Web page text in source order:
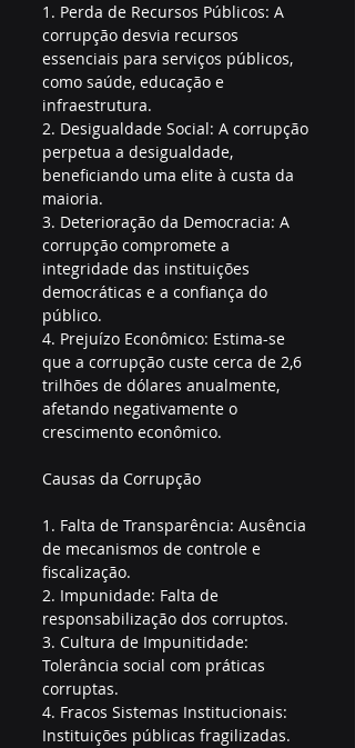
1. Perda de Recursos Públicos: A
corrupção desvia recursos
essenciais para serviços públicos,
como saúde, educação e
infraestrutura.
2. Desigualdade Social: A corrupção
perpetua a desigualdade,
beneficiando uma elite à custa da
maioria.
3. Deterioração da Democracia: A
corrupção compromete a
integridade das instituições
democráticas e a confiança do
público.
4. Prejuízo Econômico: Estima-se
que a corrupção custe cerca de 2,6
trilhões de dólares anualmente,
afetando negativamente o
crescimento econômico.
Causas da Corrupção
1. Falta de Transparência: Ausência
de mecanismos de controle e
fiscalização.
2. Impunidade: Falta de
responsabilização dos corruptos.
3. Cultura de Impunitidade:
Tolerância social com práticas
corruptas.
4. Fracos Sistemas Institucionais:
Instituições públicas fragilizadas.